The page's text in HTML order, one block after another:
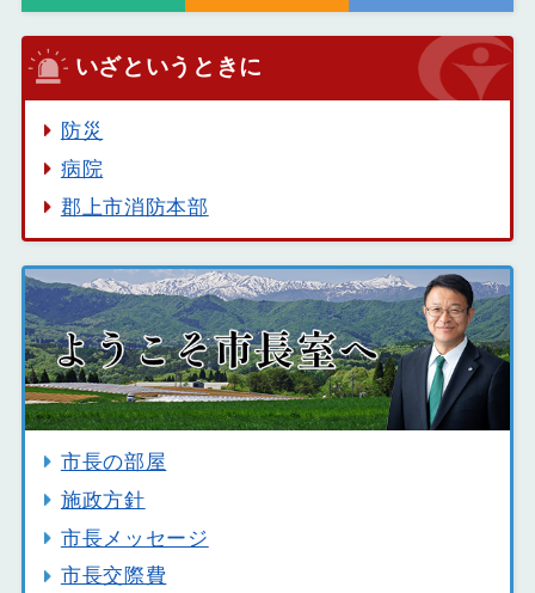
いざというときに
防災
病院
郡上市消防本部
市長の部屋
施政方針
市長メッセージ
市長交際費